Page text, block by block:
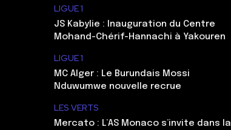
LIGUE 1
JS Kabylie : Inauguration du Centre
Mohand-Chérif-Hannachi à Yakouren
LIGUE 1
MC Alger : Le Burundais Mossi
Nduwumwe nouvelle recrue
LES VERTS
Mercato : L’AS Monaco s’invite dans la